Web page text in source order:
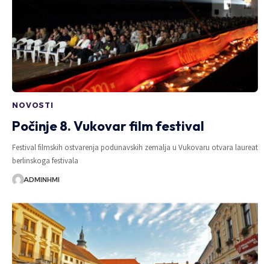
NOVOSTI
Počinje 8. Vukovar film festival
Festival filmskih ostvarenja podunavskih zemalja u Vukovaru otvara laureat
berlinskoga festivala
ADMINHMI